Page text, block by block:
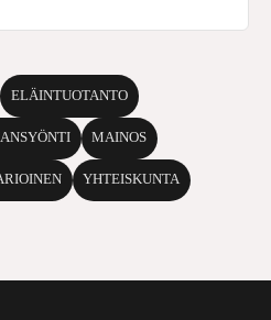
ELÄINTUOTANTO
MAINOS
YHTEISKUNTA